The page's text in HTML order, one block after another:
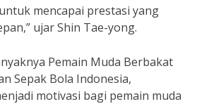
mencapai prestasi yang
ujar Shin Tae-yong.
Pemain Muda Berbakat
Sepak Bola Indonesia,
motivasi bagi pemain muda